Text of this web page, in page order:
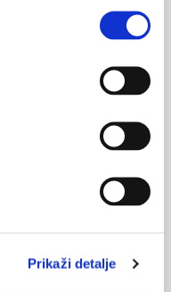
Prikaži detalje
smjernice)